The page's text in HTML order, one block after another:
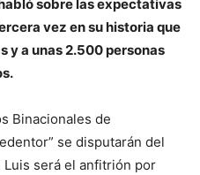
sobre las expectativas
vez en su historia que
y a unas 2.500 personas
Binacionales de
se disputarán del
Luis será el anfitrión por